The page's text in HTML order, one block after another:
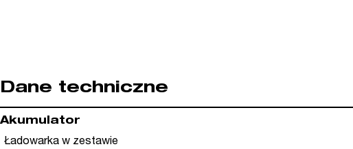
Dane techniczne
Akumulator
Ładowarka w zestawie